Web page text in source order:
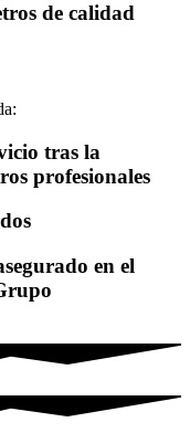
de calidad
tras la
profesionales
en el